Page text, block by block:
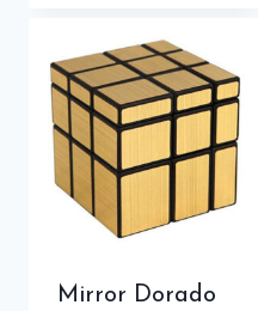
Mirror Dorado